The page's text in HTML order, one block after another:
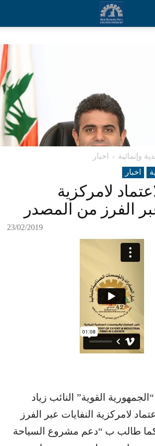
وإنمائية
اخبار
اخبار
لامركزية
الفرز من المصدر
23/02/2019
القوية” النائب زياد
لامركزية النفايات عبر الفرز
طالب ب “دعم مشروع السياحة